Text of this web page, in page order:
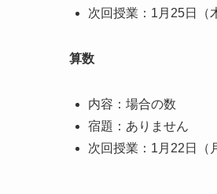
次回授業：1月25日（
算数
内容：場合の数
宿題：ありません
次回授業：1月22日（